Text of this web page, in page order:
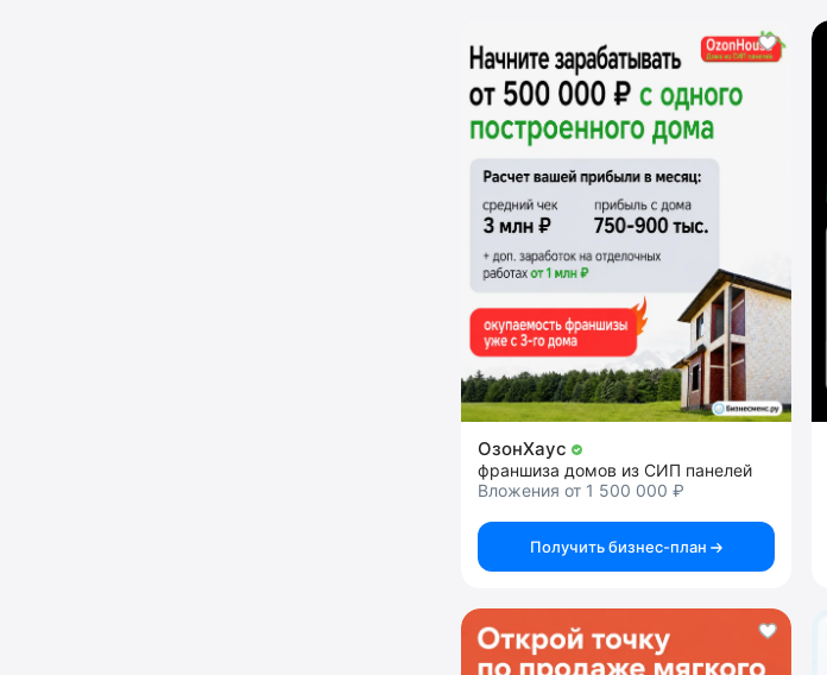
ОзонХаус
франшиза домов из СИП панелей
Вложения от 1 500 000 ₽
Получить бизнес-план